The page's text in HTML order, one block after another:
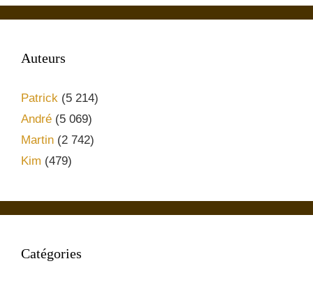
Auteurs
Patrick (5 214)
André (5 069)
Martin (2 742)
Kim (479)
Catégories